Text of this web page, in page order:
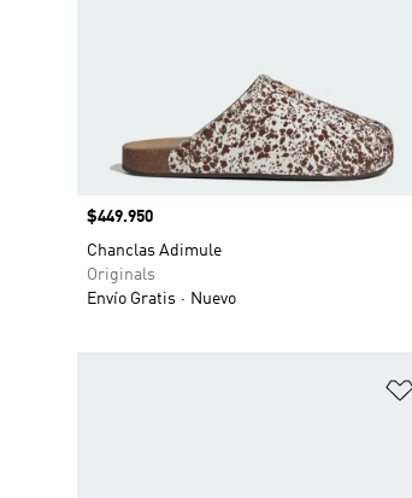
Precio
$449.950
Chanclas Adimule
Originals
Envío Gratis
Nuevo